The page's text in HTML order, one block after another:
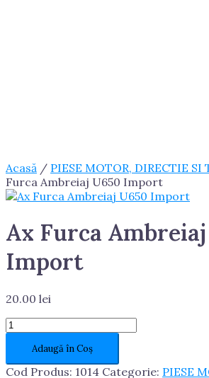
Acasă / PIESE MOTOR, DIRECTIE SI
Furca Ambreiaj U650 Import
Ax Furca
Import
20.00 lei
Cantitate
Ax
Furca
Ambreiaj
Adaugă în Coș
Cod Produs: 1014 Categorie: PIESE